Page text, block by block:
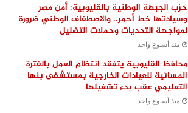
حزب الجبهة الوطنية بالقليوبية: أمن مصر
وسيادتها خط أحمر.. والاصطفاف الوطني ضرورة
لمواجهة التحديات وحملات التضليل
منذ أسبوع واحد
محافظ القليوبية يتفقد انتظام العمل بالفترة
المسائية للعيادات الخارجية بمستشفى بنها
التعليمي عقب بدء تشغيلها
منذ أسبوع واحد